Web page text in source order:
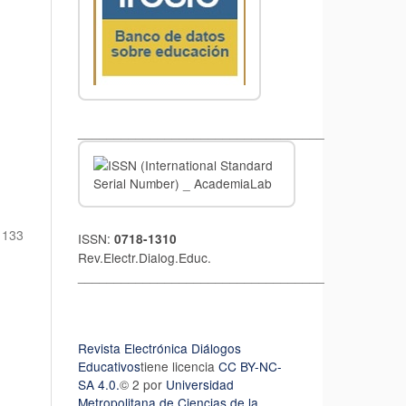
133 ISSN: 0718-1310
Rev.Electr.Dialog.Educ.
Revista Electrónica Diálogos
Educativostiene licencia CC BY-NC-
SA 4.0.© 2 por Universidad
Metropolitana de Ciencias de la